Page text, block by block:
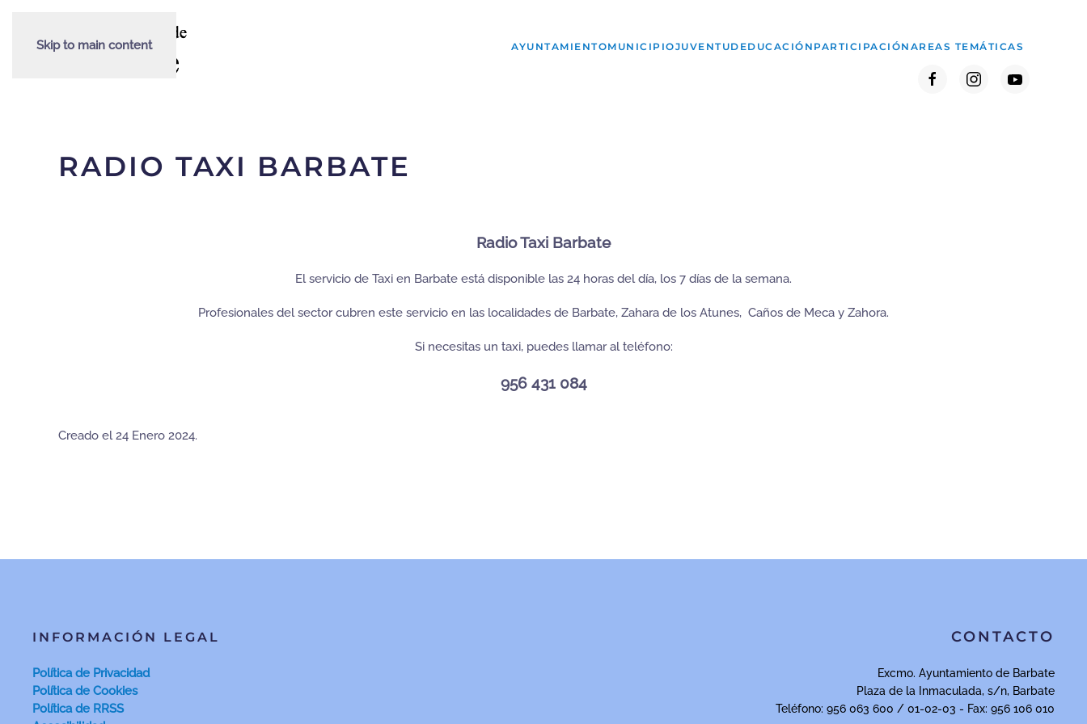
Skip to main content AYUNTAMIENTOMUNICIPIOJUVENTUD EDUCACIÓN PARTICIPACIÓN AREAS TEMÁTICAS
RADIO TAXI BARBATE
Radio Taxi Barbate
El servicio de Taxi en Barbate está disponible las 24 horas del día, los 7 días de la semana.
Profesionales del sector cubren este servicio en las localidades de Barbate, Zahara de los Atunes, Caños de Meca y Zahora.
Si necesitas un taxi, puedes llamar al teléfono:
956 431 084
Creado el24 Enero 2024.
INFORMACIÓN LEGAL
Política de Privacidad
Política de Cookies
Política de RRSS
CONTACTO
Excmo. Ayuntamiento de Barbate
Plaza de la Inmaculada, s/n, Barbate
Teléfono: 956 063 600 / 01-02-03 - Fax: 956 106 010